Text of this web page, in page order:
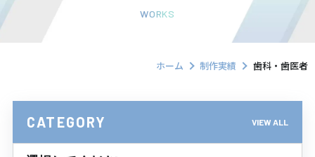
WORKS
ホーム 制作実績 歯科・歯医者
CATEGORY VIEW ALL